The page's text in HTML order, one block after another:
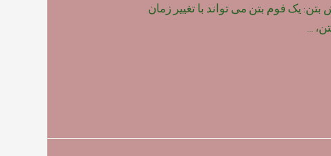
بتن: یک فوم بتن می تواند با تغییر زمان
…